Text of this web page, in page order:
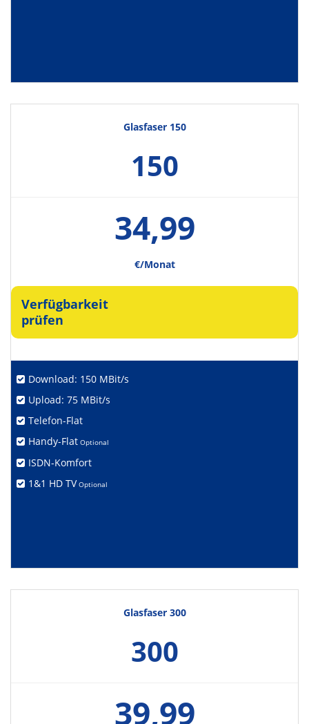
Glasfaser 150
150
34,99
€/Monat
Verfügbarkeit
prüfen
Download: 150 MBit/s
Upload: 75 MBit/s
Telefon-Flat
Handy-Flat Optional
ISDN-Komfort
1&1 HD TV Optional
Glasfaser 300
300
39,99